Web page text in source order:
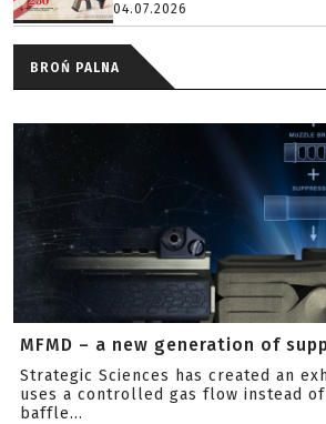
04.07.2026
BROŃ PALNA
MFMD – a new generation of
Strategic Sciences has created an
uses a controlled gas flow instead
baffle...